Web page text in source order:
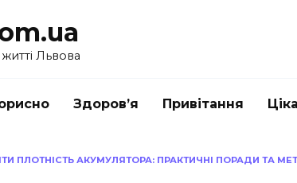
Львова
Здоров’я Привітання
ПЛОТНІСТЬ АКУМУЛЯТОРА: ПРАКТИЧНІ ПОРАДИ ТА